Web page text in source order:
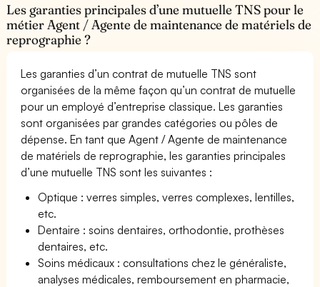
Les garanties principales d’une mutuelle TNS pour le
métier Agent / Agente de maintenance de matériels de
reprographie ?
Les garanties d’un contrat de mutuelle TNS sont
organisées de la même façon qu’un contrat de mutuelle
pour un employé d’entreprise classique. Les garanties
sont organisées par grandes catégories ou pôles de
dépense. En tant que Agent / Agente de maintenance
de matériels de reprographie, les garanties principales
d’une mutuelle TNS sont les suivantes :
Optique : verres simples, verres complexes, lentilles,
etc.
Dentaire : soins dentaires, orthodontie, prothèses
dentaires, etc.
Soins médicaux : consultations chez le généraliste,
analyses médicales, remboursement en pharmacie,